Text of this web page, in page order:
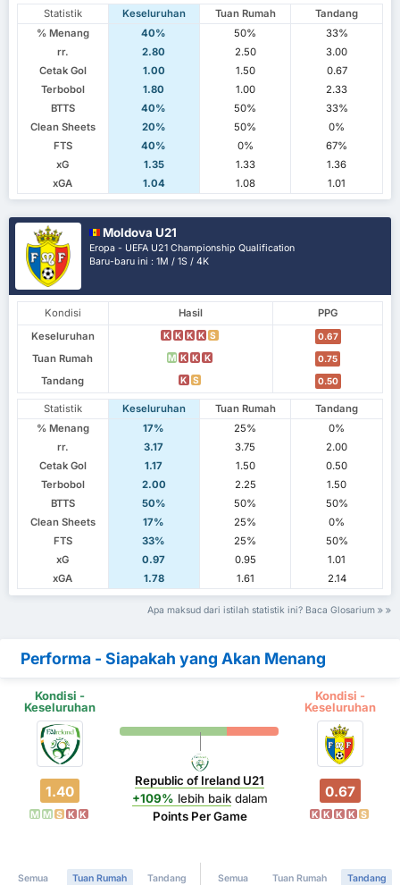
Statistik Keseluruhan Tuan Rumah
Tandang
% Menang
40% 50%
33%
rr.
2.80 2.50
3.00
Cetak Gol
1.00 1.50
0.67
Terbobol
1.80 1.00
2.33
BTTS
40% 50%
33%
Clean Sheets
20% 50%
0%
FTS
40% 0%
67%
xG
1.35 1.33
1.36
xGA
1.04 1.08 1.01
Moldova U21
Eropa - UEFA U21 Championship Qualification
Baru-baru ini : 1M / 1S / 4K
Kondisi Hasil
PPG
Keseluruhan
K K K K S 0.67
Tuan Rumah M K K K 0.75
Tandang K S 0.50
Statistik Keseluruhan Tuan Rumah
Tandang
% Menang
17% 25%
0%
rr.
3.17 3.75
2.00
Cetak Gol
1.17 1.50
0.50
Terbobol
2.00 2.25
1.50
BTTS
50% 50%
50%
Clean Sheets
17% 25%
0%
FTS
33% 25%
50%
xG
0.97 0.95
1.01
xGA
1.78 1.61 2.14
Apa maksud dari istilah statistik ini? Baca Glosarium
Performa - Siapakah yang Akan Menang
Kondisi -
Keseluruhan
Kondisi -
Keseluruhan
1.40
M M S K K
Republic of Ireland U21
+109% lebih baikdalam
Points Per Game
0.67
K K K K S
Semua Tuan Rumah Tandang Semua Tuan Rumah Tandang